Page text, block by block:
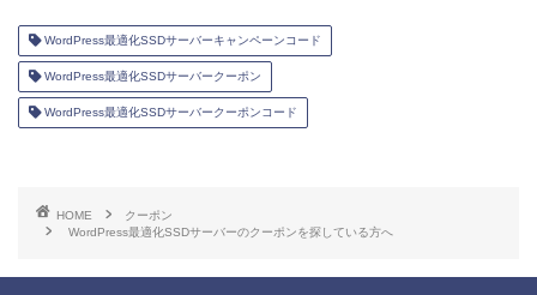
WordPress最適化SSDサーバーキャンペーンコード
WordPress最適化SSDサーバークーポン
WordPress最適化SSDサーバークーポンコード
HOME
クーポン
WordPress最適化SSDサーバーのクーポンを探している方へ